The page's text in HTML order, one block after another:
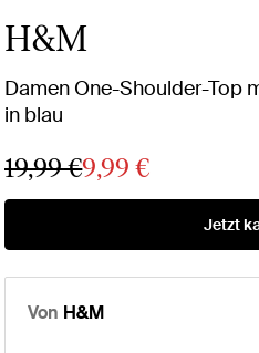
H&M
Damen One-Shoulder-Top
in blau
19,99 €9,99 €
Jetzt
Von H&M